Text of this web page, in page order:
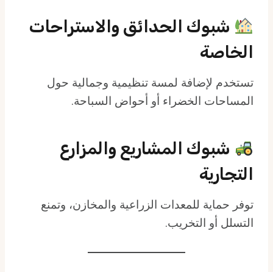
شبوك الحدائق والاستراحات
الخاصة
تستخدم لإضافة لمسة تنظيمية وجمالية حول
المساحات الخضراء أو أحواض السباحة.
شبوك المشاريع والمزارع
التجارية
توفر حماية للمعدات الزراعية والمخازن، وتمنع
التسلل أو التخريب.